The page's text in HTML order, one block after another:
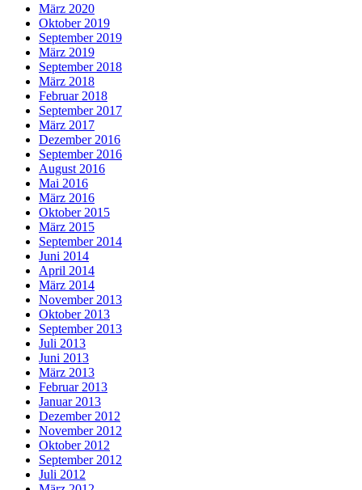
März 2020
Oktober 2019
September 2019
März 2019
September 2018
März 2018
Februar 2018
September 2017
März 2017
Dezember 2016
September 2016
August 2016
Mai 2016
März 2016
Oktober 2015
März 2015
September 2014
Juni 2014
April 2014
März 2014
November 2013
Oktober 2013
September 2013
Juli 2013
Juni 2013
März 2013
Februar 2013
Januar 2013
Dezember 2012
November 2012
Oktober 2012
September 2012
Juli 2012